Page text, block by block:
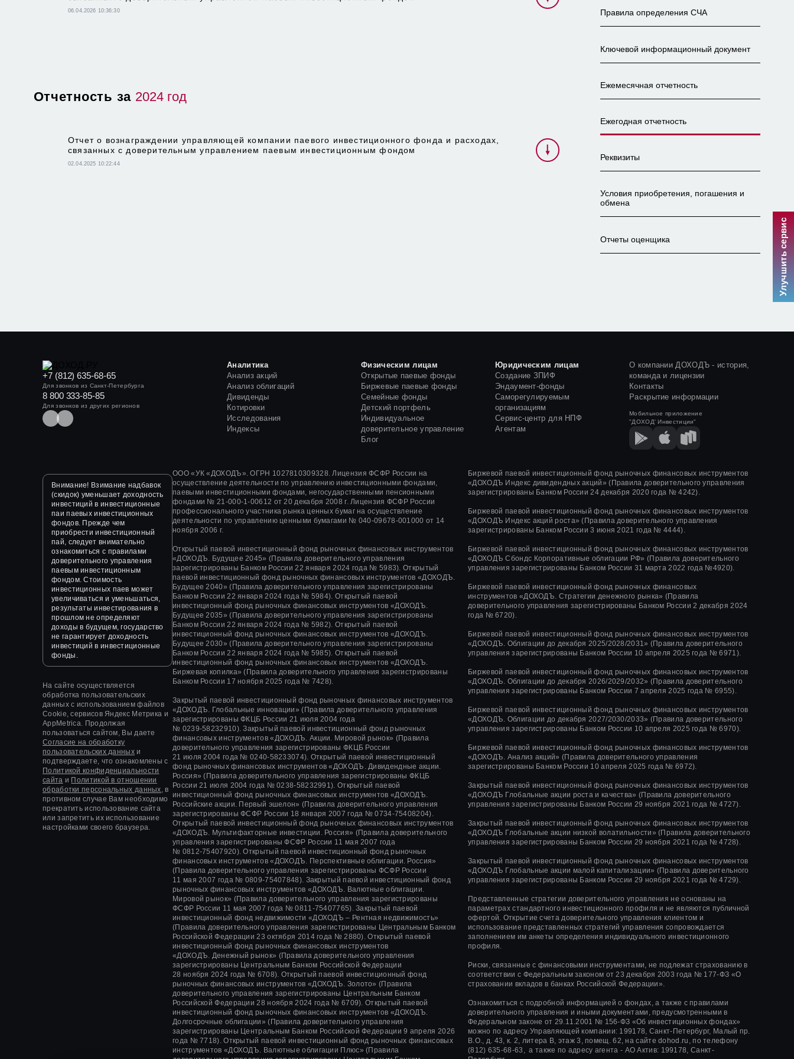
Правила определения СЧА
Ключевой информационный документ
Ежемесячная отчетность
Ежегодная отчетность
Реквизиты
Условия приобретения, погашения и
обмена
Отчеты оценщика
06.04.2026 10:36:30
Отчетность за 2024 год
Отчет о вознаграждении управляющей компании паевого инвестиционного фонда и расходах,
связанных с доверительным управлением паевым инвестиционным фондом
02.04.2025 10:22:44
Улучшить сервис
+7 (812) 635-68-65
Для звонков из Санкт-Петербурга
8 800 333-85-85
Для звонков из других регионов
Аналитика
Анализ акций
Анализ облигаций
Дивиденды
Котировки
Исследования
Индексы
Физическим лицам
Открытые паевые фонды
Биржевые паевые фонды
Семейные фонды
Детский портфель
Индивидуальное
доверительное управление
Блог
Юридическим лицам
Создание ЗПИФ
Эндаумент-фонды
Саморегулируемым
организациям
Сервис-центр для НПФ
Агентам
О компании ДОХОДЪ - история,
команда и лицензии
Контакты
Раскрытие информации
Мобильное приложение
"ДОХОД' Инвестиции"
ООО «УК «ДОХОДЪ». ОГРН 1027810309328. Лицензия ФСФР России на
осуществление деятельности по управлению инвестиционными фондами,
паевыми инвестиционными фондами, негосударственными пенсионными
фондами № 21-000-1-00612 от 20 декабря 2008 г. Лицензия ФСФР России
профессионального участника рынка ценных бумаг на осуществление
деятельности по управлению ценными бумагами № 040-09678-001000 от 14
ноября 2006 г.
Открытый паевой инвестиционный фонд рыночных финансовых инструментов
«ДОХОДЪ. Будущее 2045» (Правила доверительного управления
зарегистрированы Банком России 22 января 2024 года № 5983). Открытый
паевой инвестиционный фонд рыночных финансовых инструментов «ДОХОДЪ.
Будущее 2040» (Правила доверительного управления зарегистрированы
Банком России 22 января 2024 года № 5984). Открытый паевой
инвестиционный фонд рыночных финансовых инструментов «ДОХОДЪ.
Будущее 2035» (Правила доверительного управления зарегистрированы
Банком России 22 января 2024 года № 5982). Открытый паевой
инвестиционный фонд рыночных финансовых инструментов «ДОХОДЪ.
Будущее 2030» (Правила доверительного управления зарегистрированы
Банком России 22 января 2024 года № 5985). Открытый паевой
инвестиционный фонд рыночных финансовых инструментов «ДОХОДЪ.
Биржевая копилка» (Правила доверительного управления зарегистрированы
Банком России 17 ноября 2025 года № 7428).
Закрытый паевой инвестиционный фонд рыночных финансовых инструментов
«ДОХОДЪ. Глобальные инновации» (Правила доверительного управления
зарегистрированы ФКЦБ России 21 июля 2004 года
№ 0239-58232910). Закрытый паевой инвестиционный фонд рыночных
финансовых инструментов «ДОХОДЪ. Акции. Мировой рынок» (Правила
доверительного управления зарегистрированы ФКЦБ России
21 июля 2004 года № 0240-58233074). Открытый паевой инвестиционный
фонд рыночных финансовых инструментов «ДОХОДЪ. Дивидендные акции.
Россия» (Правила доверительного управления зарегистрированы ФКЦБ
России 21 июля 2004 года № 0238-58232991). Открытый паевой
инвестиционный фонд рыночных финансовых инструментов «ДОХОДЪ.
Российские акции. Первый эшелон» (Правила доверительного управления
зарегистрированы ФСФР России 18 января 2007 года № 0734-75408204).
Открытый паевой инвестиционный фонд рыночных финансовых инструментов
«ДОХОДЪ. Мультифакторные инвестиции. Россия» (Правила доверительного
управления зарегистрированы ФСФР России 11 мая 2007 года
№ 0812-75407920). Открытый паевой инвестиционный фонд рыночных
финансовых инструментов «ДОХОДЪ. Перспективные облигации. Россия»
(Правила доверительного управления зарегистрированы ФСФР России
11 мая 2007 года № 0809-75407848). Закрытый паевой инвестиционный фонд
рыночных финансовых инструментов «ДОХОДЪ. Валютные облигации.
Мировой рынок» (Правила доверительного управления зарегистрированы
ФСФР России 11 мая 2007 года № 0811-75407765). Закрытый паевой
инвестиционный фонд недвижимости «ДОХОДЪ – Рентная недвижимость»
(Правила доверительного управления зарегистрированы Центральным Банком
Российской Федерации 23 октября 2014 года № 2880). Открытый паевой
инвестиционный фонд рыночных финансовых инструментов
«ДОХОДЪ. Денежный рынок» (Правила доверительного управления
зарегистрированы Центральным Банком Российской Федерации
28 ноября 2024 года № 6708). Открытый паевой инвестиционный фонд
рыночных финансовых инструментов «ДОХОДЪ. Золото» (Правила
доверительного управления зарегистрированы Центральным Банком
Российской Федерации 28 ноября 2024 года № 6709). Открытый паевой
инвестиционный фонд рыночных финансовых инструментов «ДОХОДЪ.
Долгосрочные облигации» (Правила доверительного управления
зарегистрированы Центральным Банком Российской Федерации 9 апреля 2026
года № 7718). Открытый паевой инвестиционный фонд рыночных финансовых
инструментов «ДОХОДЪ. Валютные облигации Плюс» (Правила
Биржевой паевой инвестиционный фонд рыночных финансовых инструментов
«ДОХОДЪ Индекс дивидендных акций» (Правила доверительного управления
зарегистрированы Банком России 24 декабря 2020 года № 4242)
Биржевой паевой инвестиционный фонд рыночных финансовых инструментов
«ДОХОДЪ Индекс акций роста» (Правила доверительного управления
зарегистрированы Банком России3 июня 2021 года № 4444).
Биржевой паевой инвестиционный фонд рыночных финансовых инструментов
«ДОХОДЪ Сбондс Корпоративные облигации РФ» (Правила доверительного
управления зарегистрированы Банком России 31 марта 2022 года №4920).
Биржевой паевой инвестиционный фонд рыночных финансовых
инструментов «ДОХОДЪ. Стратегии денежного рынка» (Правила
доверительного управления зарегистрированы Банком России 2 декабря 2024
года № 6720).
Биржевой паевой инвестиционный фонд рыночных финансовых инструментов
«ДОХОДЪ. Облигации до декабря 2025/2028/2031» (Правила доверительного
управления зарегистрированы Банком России 10 апреля 2025 года № 6971).
Биржевой паевой инвестиционный фонд рыночных финансовых инструментов
«ДОХОДЪ. Облигации до декабря 2026/2029/2032» (Правила доверительного
управления зарегистрированы Банком России 7 апреля 2025 года № 6955).
Биржевой паевой инвестиционный фонд рыночных финансовых инструментов
«ДОХОДЪ. Облигации до декабря 2027/2030/2033» (Правила доверительного
управления зарегистрированы Банком России 10 апреля 2025 года № 6970).
Биржевой паевой инвестиционный фонд рыночных финансовых инструментов
«ДОХОДЪ. Анализ акций» (Правила доверительного управления
зарегистрированы Банком России 10 апреля 2025 года № 6972).
Закрытый паевой инвестиционный фонд рыночных финансовых инструментов
«ДОХОДЪ Глобальные акции роста и качества» (Правила доверительного
управления зарегистрированы Банком России 29 ноября 2021 года № 4727).
Закрытый паевой инвестиционный фонд рыночных финансовых инструментов
«ДОХОДЪ Глобальные акции низкой волатильности» (Правила доверительного
управления зарегистрированы Банком России 29 ноября 2021 года № 4728).
Закрытый паевой инвестиционный фонд рыночных финансовых инструментов
«ДОХОДЪ Глобальные акции малой капитализации» (Правила доверительного
управления зарегистрированы Банком России 29 ноября 2021 года № 4729).
Представленные стратегии доверительного управления не основаны на
параметрах стандартного инвестиционного профиля и не являются публичной
офертой. Открытие счета доверительного управления клиентом и
использование представленных стратегий управления сопровождается
заполнением им анкеты определения индивидуального инвестиционного
профиля.
Риски, связанные с финансовыми инструментами, не подлежат страхованию в
соответствии с Федеральным законом от 23 декабря 2003 года № 177-ФЗ «О
страховании вкладов в банках Российской Федерации».
Ознакомиться с подробной информацией о фондах, а также с правилами
доверительного управления и иными документами, предусмотренными в
Федеральном законе от 29.11.2001 № 156-ФЗ «Об инвестиционных фондах»
можно по адресу Управляющей компании: 199178, Санкт-Петербург, Малый пр.
В.О., д. 43, к. 2, литера В, этаж 3, помещ. 62, на сайте dohod.ru, по телефону
(812) 635-68-63, а также по адресу агента - АО Актив: 199178, Санкт-
Внимание! Взимание надбавок
(скидок) уменьшает доходность
инвестиций в инвестиционные
паи паевых инвестиционных
фондов. Прежде чем
приобрести инвестиционный
пай, следует внимательно
ознакомиться с правилами
доверительного управления
паевым инвестиционным
фондом. Стоимость
инвестиционных паев может
увеличиваться и уменьшаться,
результаты инвестирования в
прошлом не определяют
доходы в будущем, государство
не гарантирует доходность
инвестиций в инвестиционные
фонды.
На сайте осуществляется
обработка пользовательских
данных с использованием файлов
Cookie, сервисов Яндекс Метрика и
AppMetrica. Продолжая
пользоваться сайтом, Вы даете
Согласие на обработку
пользовательских данныхи
подтверждаете, что ознакомлены с
Политикой конфиденциальности
сайта и Политикой в отношении
обработки персональных данных, в
противном случае Вам необходимо
прекратить использование сайта
или запретить их использование
настройками своего браузера.